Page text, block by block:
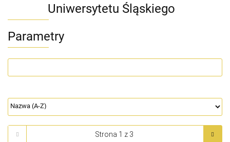
Uniwersytetu Śląskiego
Parametry